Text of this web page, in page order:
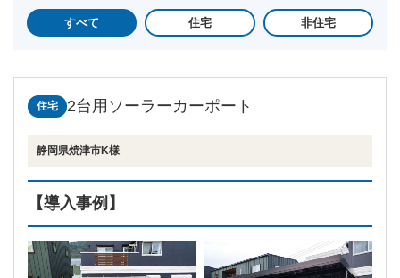
すべて 住宅 非住宅
2台用ソーラーカーポート
住宅
静岡県焼津市K様
【導入事例】